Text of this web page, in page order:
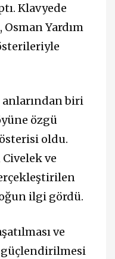
Klavyede
Yardım
biri
özgü
oldu.
ve
ilgi gördü.
ve
güçlendirilmesi